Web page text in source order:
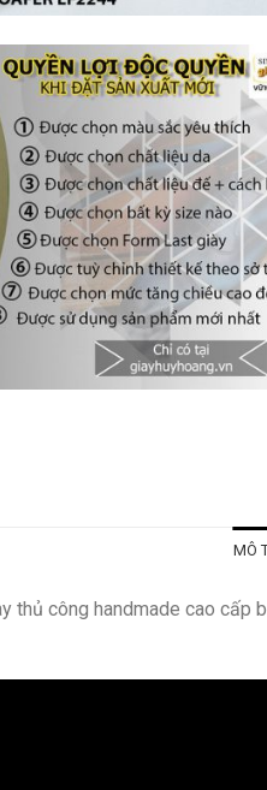
MÔ
thủ công handmade cao cấp